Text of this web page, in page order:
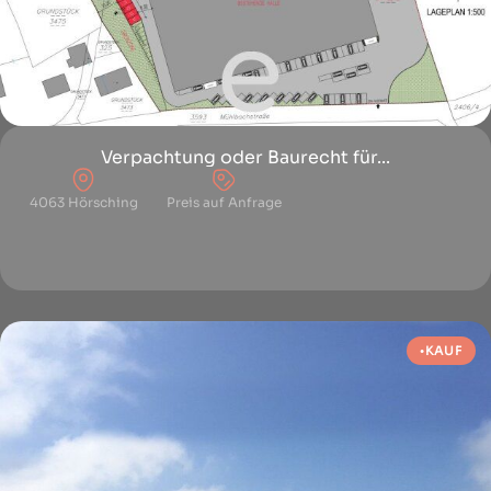
Verpachtung oder Baurecht für...
4063 Hörsching Preis auf Anfrage
KAUF